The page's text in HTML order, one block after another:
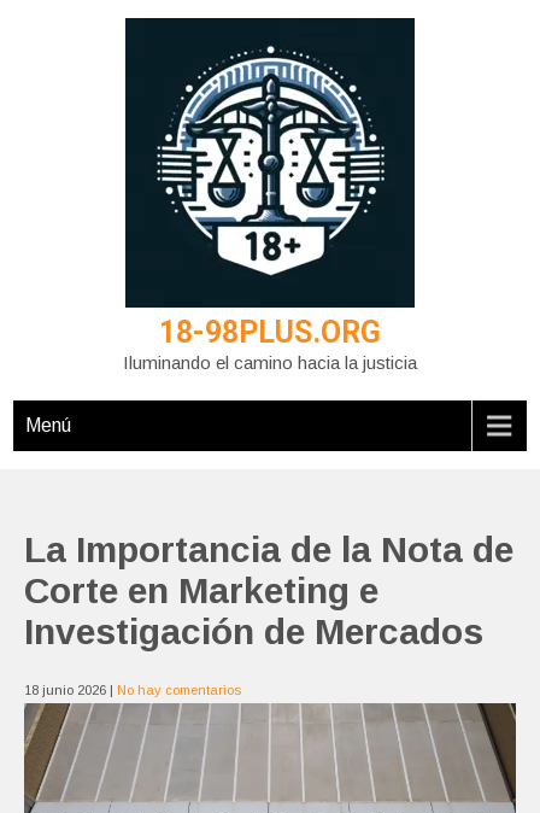
18-98PLUS.ORG
Iluminando el camino hacia la justicia
Menú
La Importancia de la Nota de
Corte en Marketing e
Investigación de Mercados
18 junio 2026 | No hay comentarios